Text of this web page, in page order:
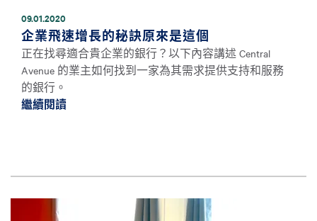
09.01.2020
企業飛速增長的秘訣原來是這個
正在找尋適合貴企業的銀行？以下內容講述 Central
Avenue 的業主如何找到一家為其需求提供支持和服務
的銀行。
繼續閱讀繼續閱讀企業飛速增長的秘訣原來是這個 *